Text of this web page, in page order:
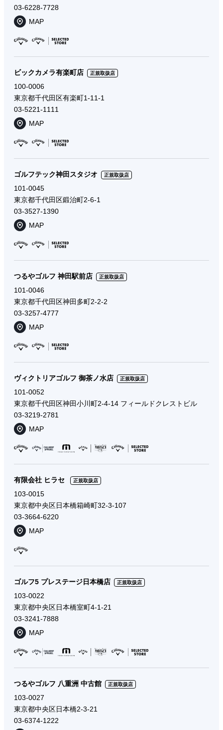
03-6228-7728
MAP
ビックカメラ有楽町店 正規取扱店
100-0006
東京都千代田区有楽町1-11-1
03-5221-1111
MAP
ゴルフテック神田スタジオ 正規取扱店
101-0045
東京都千代田区鍛治町2-6-1
03-3527-1390
MAP
つるやゴルフ 神田駅前店 正規取扱店
101-0046
東京都千代田区神田多町2-2-2
03-3257-4777
MAP
ヴィクトリアゴルフ 御茶ノ水店 正規取扱店
101-0052
東京都千代田区神田小川町2-4-14 フィールドクレストビル
03-3219-2781
MAP
有限会社 ヒラセ 正規取扱店
103-0015
東京都中央区日本橋箱崎町32-3-107
03-3664-6220
MAP
ゴルフ5 プレステージ日本橋店 正規取扱店
103-0022
東京都中央区日本橋室町4-1-21
03-3241-7888
MAP
つるやゴルフ 八重洲 中古館 正規取扱店
103-0027
東京都中央区日本橋2-3-21
03-6374-1222